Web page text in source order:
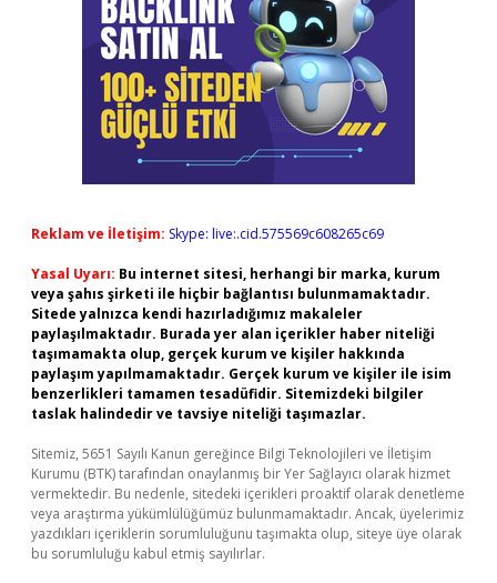
Reklam ve İletişim: Skype: live:.cid.575569c608265c69
Yasal Uyarı: Bu internet sitesi, herhangi bir marka, kurum
veya şahıs şirketi ile hiçbir bağlantısı bulunmamaktadır.
Sitede yalnızca kendi hazırladığımız makaleler
paylaşılmaktadır. Burada yer alan içerikler haber niteliği
taşımamakta olup, gerçek kurum ve kişiler hakkında
paylaşım yapılmamaktadır. Gerçek kurum ve kişiler ile isim
benzerlikleri tamamen tesadüfidir. Sitemizdeki bilgiler
taslak halindedir ve tavsiye niteliği taşımazlar.
Sitemiz, 5651 Sayılı Kanun gereğince Bilgi Teknolojileri ve İletişim
Kurumu (BTK) tarafından onaylanmış bir Yer Sağlayıcı olarak hizmet
vermektedir. Bu nedenle, sitedeki içerikleri proaktif olarak denetleme
veya araştırma yükümlülüğümüz bulunmamaktadır. Ancak, üyelerimiz
yazdıkları içeriklerin sorumluluğunu taşımakta olup, siteye üye olarak
bu sorumluluğu kabul etmiş sayılırlar.